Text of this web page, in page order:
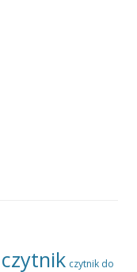
czytnik czytnik do